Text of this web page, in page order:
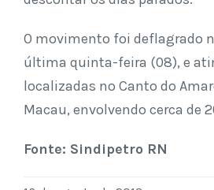
O movimento foi deflagrado
última quinta-feira (08), e
localizadas no Canto do
Macau, envolvendo cerca de
Fonte: Sindipetro RN